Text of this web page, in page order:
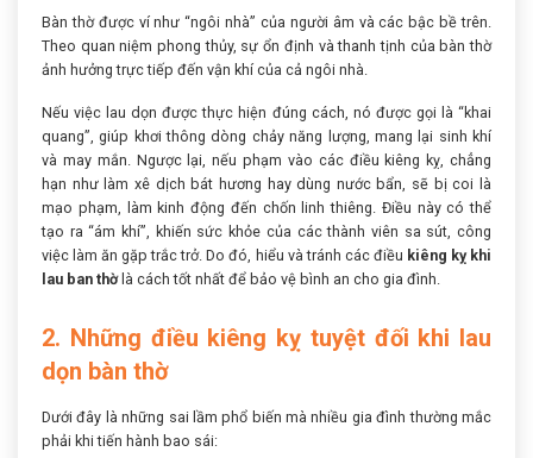
Bàn thờ được ví như “ngôi nhà” của người âm và các bậc bề trên.
Theo quan niệm phong thủy, sự ổn định và thanh tịnh của bàn thờ
ảnh hưởng trực tiếp đến vận khí của cả ngôi nhà.
Nếu việc lau dọn được thực hiện đúng cách, nó được gọi là “khai
quang”, giúp khơi thông dòng chảy năng lượng, mang lại sinh khí
và may mắn. Ngược lại, nếu phạm vào các điều kiêng kỵ, chẳng
hạn như làm xê dịch bát hương hay dùng nước bẩn, sẽ bị coi là
mạo phạm, làm kinh động đến chốn linh thiêng. Điều này có thể
tạo ra “ám khí”, khiến sức khỏe của các thành viên sa sút, công
việc làm ăn gặp trắc trở. Do đó, hiểu và tránh các điều kiêng kỵ khi
lau ban thờlà cách tốt nhất để bảo vệ bình an cho gia đình.
2. Những điều kiêng kỵ tuyệt đối khi lau
dọn bàn thờ
Dưới đây là những sai lầm phổ biến mà nhiều gia đình thường mắc
phải khi tiến hành bao sái: